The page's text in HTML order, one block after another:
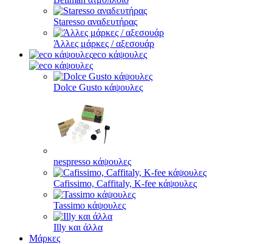
Staresso αναδευτήρας
Άλλες μάρκες / αξεσουάρ
eco κάψουλες
Dolce Gusto κάψουλες
nespresso κάψουλες
Cafissimo, Caffitaly, K-fee κάψουλες
Tassimo κάψουλες
Illy και άλλα
Μάρκες